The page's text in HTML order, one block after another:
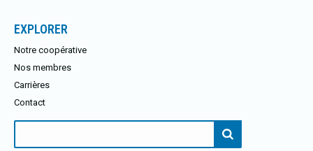
EXPLORER
Notre coopérative
Nos membres
Carrières
Contact